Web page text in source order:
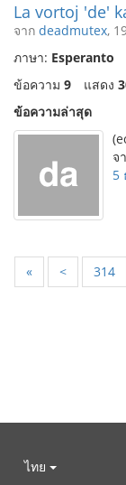
La vortoj 'de'
จาก deadmutex,
ภาษา: Esperanto
ข้อความ 9 แสดง
ข้อความล่าสุด
จ
5
« < 314
ไทย